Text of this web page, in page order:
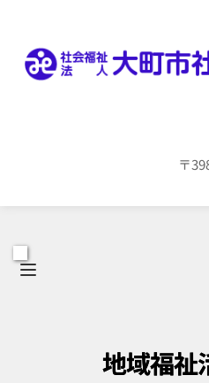
〒
地域福祉